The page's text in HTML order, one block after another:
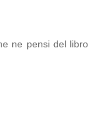
ne pensi del libro